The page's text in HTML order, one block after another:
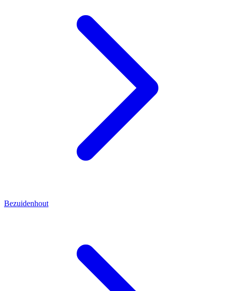
Bezuidenhout